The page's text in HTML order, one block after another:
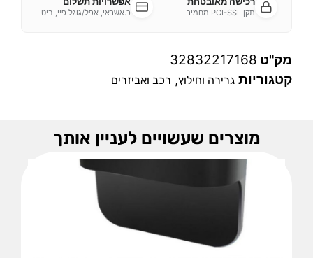
תקן PCI-SSL מחמיר כ.אשראי, אפל/גוגל פיי, ביט
מק"ט 32832217168
קטגוריות גרירה וחילוץ, רכב ואביזרים
מוצרים שעשויים לעניין אותך